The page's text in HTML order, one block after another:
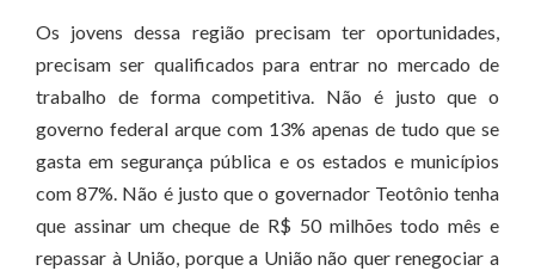
Os jovens dessa região precisam ter oportunidades,
precisam ser qualificados para entrar no mercado de
trabalho de forma competitiva. Não é justo que o
governo federal arque com 13% apenas de tudo que se
gasta em segurança pública e os estados e municípios
com 87%. Não é justo que o governador Teotônio tenha
que assinar um cheque de R$ 50 milhões todo mês e
repassar à União, porque a União não quer renegociar a